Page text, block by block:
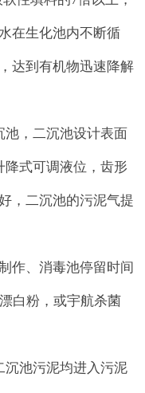
在生化池内不断循
达到有机物迅速降解
，二沉池设计表面
降式可调液位，齿形
，二沉池的污泥气提
作、消毒池停留时间
白粉，或宇航杀菌
沉池污泥均进入污泥